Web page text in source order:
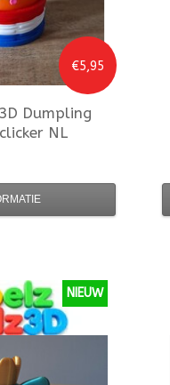
€5,95
Dumpling
NL
NIEUW